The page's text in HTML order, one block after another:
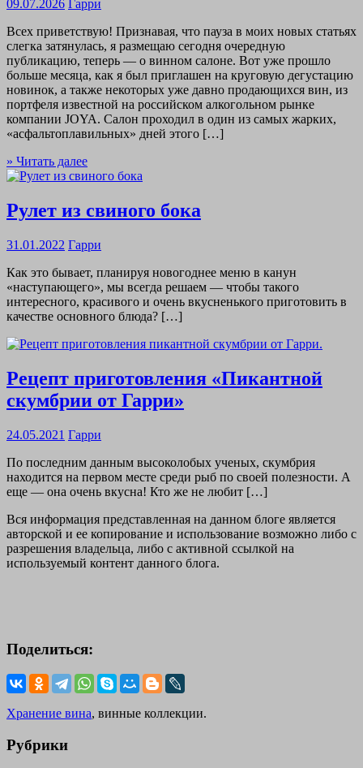
09.07.2026
Гарри
Всех приветствую! Признавая, что пауза в моих новых статьях
слегка затянулась, я размещаю сегодня очередную
публикацию, теперь — о винном салоне. Вот уже прошло
больше месяца, как я был приглашен на круговую дегустацию
новинок, а также некоторых уже давно продающихся вин, из
портфеля известной на российском алкогольном рынке
компании JOYA. Салон проходил в один из самых жарких,
«асфальтоплавильных» дней этого […]
» Читать далее
Рулет из свиного бока
31.01.2022 Гарри
Как это бывает, планируя новогоднее меню в канун
«наступающего», мы всегда решаем — чтобы такого
интересного, красивого и очень вкусненького приготовить в
качестве основного блюда? […]
Рецепт приготовления «Пикантной
скумбрии от Гарри»
24.05.2021 Гарри
По последним данным высоколобых ученых, скумбрия
находится на первом месте среди рыб по своей полезности. А
еще — она очень вкусна! Кто же не любит […]
Вся информация представленная на данном блоге является
авторской и ее копирование и использование возможно либо с
разрешения владельца, либо с активной ссылкой на
используемый контент данного блога.
Поделиться:
Хранение вина, винные коллекции.
Рубрики